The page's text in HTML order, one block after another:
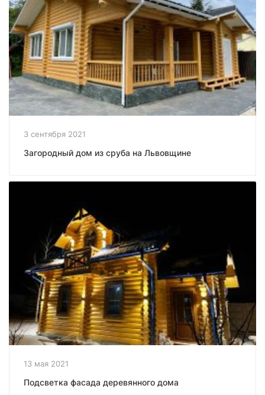
3 сентября 2021
Загородный дом из сруба на Львовщине
13 мая 2021
Подсветка фасада деревянного дома